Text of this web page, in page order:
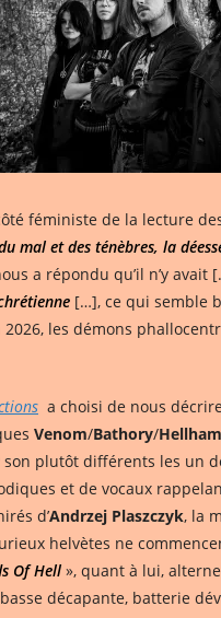
féministe de la lecture
mal et des ténèbres, la
a répondu qu’il n’y avait
[…], ce qui semble
les démons
a choisi de nous
Venom/Bathory/
son plutôt différents les un
et de vocaux
d’Andrzej Plaszczyk, la
helvètes ne
Of Hell », quant à lui,
décapante, batterie